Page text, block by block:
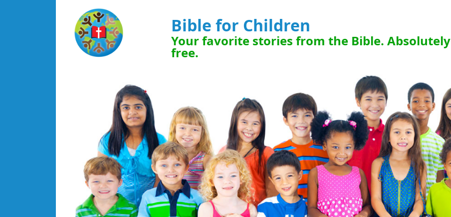
Bible for Children
Your favorite stories from the Bible. Absolutely
free.